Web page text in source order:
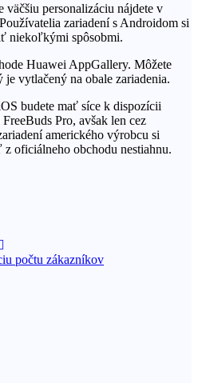
väčšiu personalizáciu nájdete v
zariadení s Androidom si
niekoľkými spôsobmi.
Huawei AppGallery. Môžete
vytlačený na obale zariadenia.
budete mať síce k dispozícii
Pro, avšak len cez
amerického výrobcu si
oficiálneho obchodu nestiahnu.
počtu zákazníkov